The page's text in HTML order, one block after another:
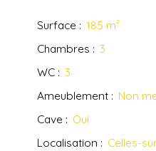
Surface : 185 m²
Chambres : 3
WC : 3
Ameublement : Non
Cave : Oui
Localisation : Celles-